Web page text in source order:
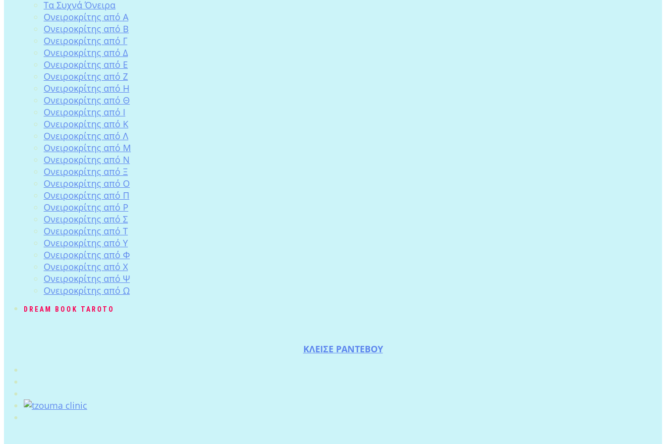
Tα Συχνά Όνειρα
Ονειροκρίτης από Α
Ονειροκρίτης από Β
Ονειροκρίτης από Γ
Ονειροκρίτης από Δ
Ονειροκρίτης από Ε
Ονειροκρίτης από Ζ
Ονειροκρίτης από Η
Ονειροκρίτης από Θ
Ονειροκρίτης από Ι
Ονειροκρίτης από Κ
Ονειροκρίτης από Λ
Ονειροκρίτης από Μ
Ονειροκρίτης από Ν
Ονειροκρίτης από Ξ
Ονειροκρίτης από Ο
Ονειροκρίτης από Π
Ονειροκρίτης από Ρ
Ονειροκρίτης από Σ
Ονειροκρίτης από Τ
Ονειροκρίτης από Υ
Ονειροκρίτης από Φ
Ονειροκρίτης από Χ
Ονειροκρίτης από Ψ
Ονειροκρίτης από Ω
DREAM BOOK TAROTO
ΚΛΕΙΣΕ ΡΑΝΤΕΒΟΥ